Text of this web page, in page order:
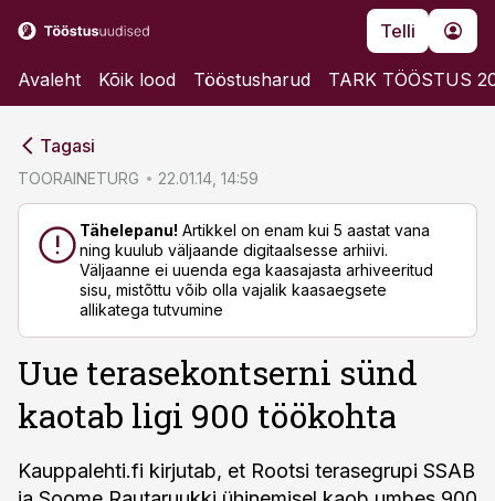
Telli
Avaleht Kõik lood Tööstusharud TARK TÖÖSTUS
Tagasi
TOORAINETURG 22.01.14, 14:59
Tähelepanu! Artikkel on enam kui 5 aastat vana
ning kuulub väljaande digitaalsesse arhiivi.
Väljaanne ei uuenda ega kaasajasta arhiveeritud
sisu, mistõttu võib olla vajalik kaasaegsete
allikatega tutvumine
Uue terasekontserni sünd
kaotab ligi 900 töökohta
Kauppalehti.fi kirjutab, et Rootsi terasegrupi SSAB